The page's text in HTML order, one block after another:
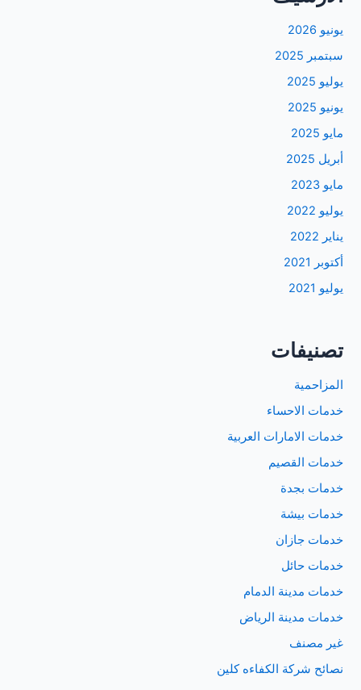
يونيو 2026
سبتمبر 2025
يوليو 2025
يونيو 2025
مايو 2025
أبريل 2025
مايو 2023
يوليو 2022
يناير 2022
أكتوبر 2021
يوليو 2021
تصنيفات
المزاحمية
خدمات الاحساء
خدمات الامارات العربية
خدمات القصيم
خدمات بجدة
خدمات بيشة
خدمات جازان
خدمات حائل
خدمات مدينة الدمام
خدمات مدينة الرياض
غير مصنف
نصائح شركة الكفاءه كلين